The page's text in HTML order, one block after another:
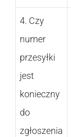
4. Czy
numer
przesyłki
jest
konieczny
do
zgłoszenia